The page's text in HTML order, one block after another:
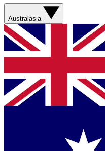
Australasia